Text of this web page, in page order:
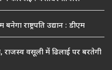
राष्ट्रपति उद्यान : डीएम
वसूली में ढिलाई पर बरतेगी